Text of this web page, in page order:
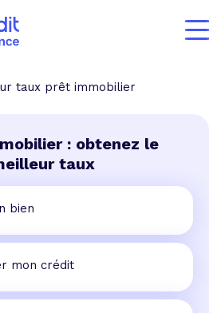
taux prêt immobilier
: obtenez le
taux
bien
mon crédit